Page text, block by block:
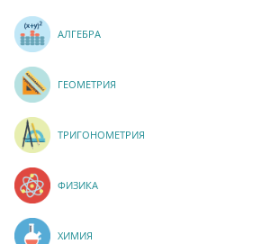
АЛГЕБРА
ГЕОМЕТРИЯ
ТРИГОНОМЕТРИЯ
ФИЗИКА
ХИМИЯ